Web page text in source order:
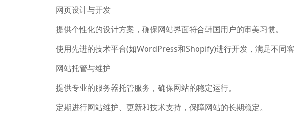
网页设计与开发
提供个性化的设计方案，确保网站界面符合韩国用户的审美习惯。
使用先进的技术平台(如WordPress和Shopify)进行开发，满足不同客
网站托管与维护
提供专业的服务器托管服务，确保网站的稳定运行。
定期进行网站维护、更新和技术支持，保障网站的长期稳定。